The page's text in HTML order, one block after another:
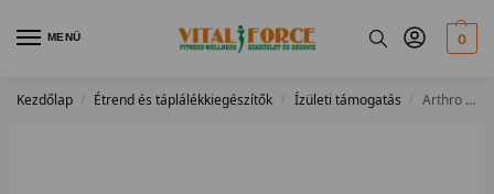
MENÜ 0
Kezdőlap / Étrend és táplálékkiegészítők / Ízületi támogatás / Arthro Forte Pack 30 pack